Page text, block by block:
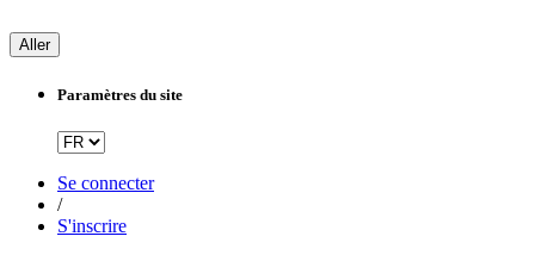
Aller
Paramètres du site
Se connecter
/
S'inscrire